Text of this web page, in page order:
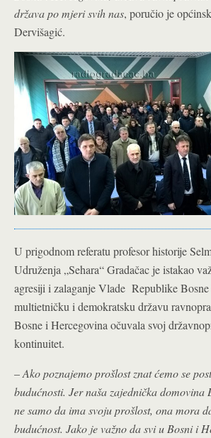
država po mjeri svih nas, poručio je
Dervišagić.
U prigodnom referatu profesor historije
Udruženja „Sehara“ Gradačac je istakao
agresiji i zalaganje Vlade Republike
multietničku i demokratsku državu
Bosne i Hercegovina očuvala svoj
kontinuitet.
–Ako poznajemo prošlost znat ćemo se
budućnosti. Jer naša zajednička domovina
ne samo da ima svoju prošlost, ona mora
budućnost. Jako je važno da svi u Bosni i